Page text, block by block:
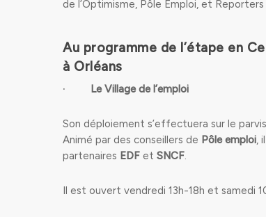
de l’Optimisme, Pôle Emploi, et Reporters
Au programme de l’étape en
à Orléans
∙ Le Village de l’emploi
Son déploiement s’effectuera sur le
Animé par des conseillers de Pôle emploi,
partenaires EDF et SNCF.
Il est ouvert vendredi 13h-18h et samedi